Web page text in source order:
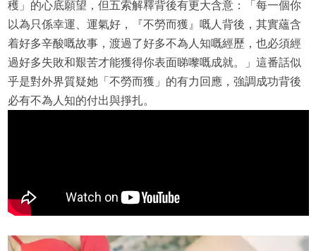
穫」的心底願望，但五索解釋背後有更大含意：「每一個你
以為只係幸運、運氣好，『不勞而獲』嘅人背後，其實蘊含
着好多辛酸嘅故事，渡過了好多不為人知嘅經歷，也必須經
過好多失敗和艱苦才能獲得你表面睇嚟嘅成就。」這番話似
乎是對外界質疑她「不勞而獲」的有力回應，強調成功背後
必有不為人知的付出與掙扎。